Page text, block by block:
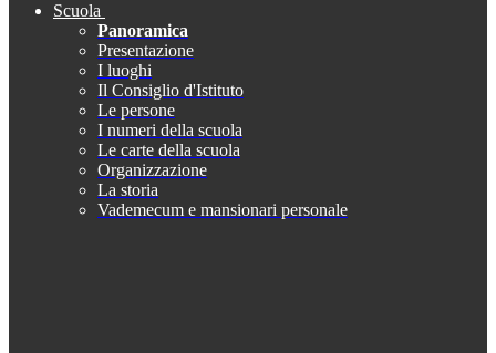
Scuola
Panoramica
Presentazione
I luoghi
Il Consiglio d'Istituto
Le persone
I numeri della scuola
Le carte della scuola
Organizzazione
La storia
Vademecum e mansionari personale